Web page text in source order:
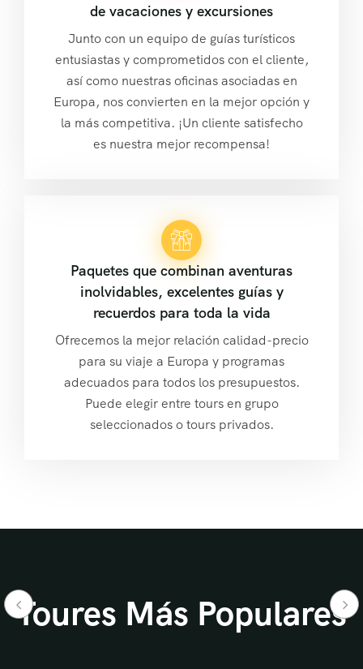
de vacaciones y excursiones
Junto con un equipo de guías turísticos
entusiastas y comprometidos con el cliente,
así como nuestras oficinas asociadas en
Europa, nos convierten en la mejor opción y
la más competitiva. ¡Un cliente satisfecho
es nuestra mejor recompensa!
Paquetes que combinan aventuras
inolvidables, excelentes guías y
recuerdos para toda la vida
Ofrecemos la mejor relación calidad-precio
para su viaje a Europa y programas
adecuados para todos los presupuestos.
Puede elegir entre tours en grupo
seleccionados o tours privados.
Toures Más Populares